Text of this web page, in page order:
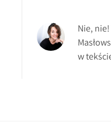
Nie,
w